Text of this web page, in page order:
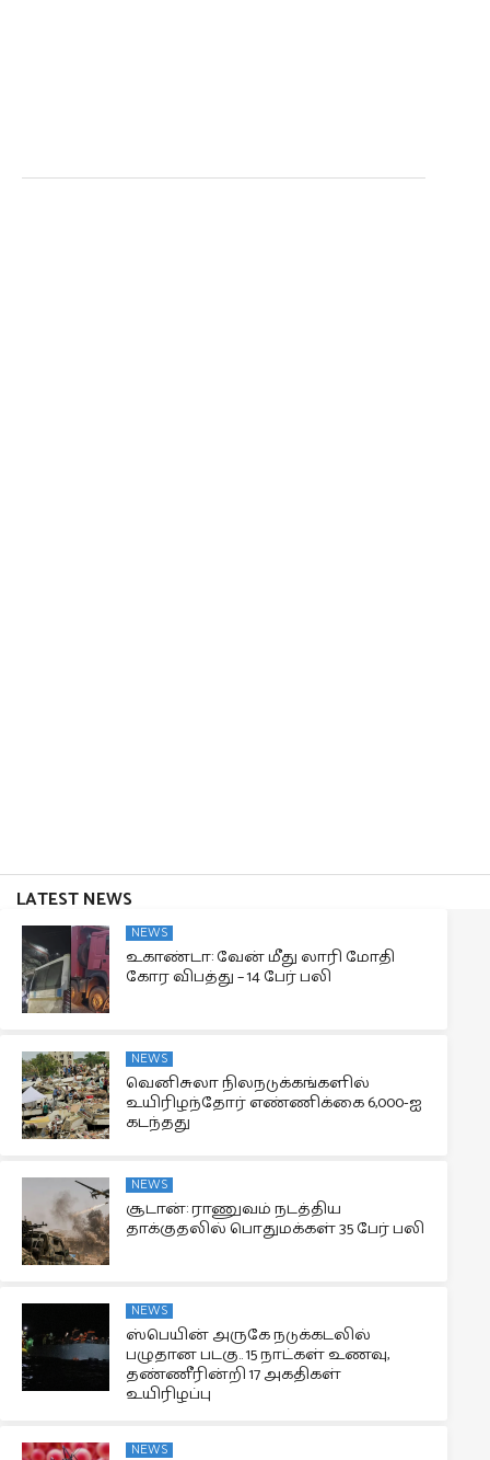
LATEST NEWS
NEWS
உகாண்டா: வேன் மீது லாரி மோதி
கோர விபத்து – 14 பேர் பலி
NEWS
வெனிசுலா நிலநடுக்கங்களில்
உயிரிழந்தோர் எண்ணிக்கை 6,000-ஐ
கடந்தது
NEWS
சூடான்: ராணுவம் நடத்திய
தாக்குதலில் பொதுமக்கள் 35 பேர் பலி
NEWS
ஸ்பெயின் அருகே நடுக்கடலில்
பழுதான படகு.. 15 நாட்கள் உணவு,
தண்ணீரின்றி 17 அகதிகள்
உயிரிழப்பு
NEWS